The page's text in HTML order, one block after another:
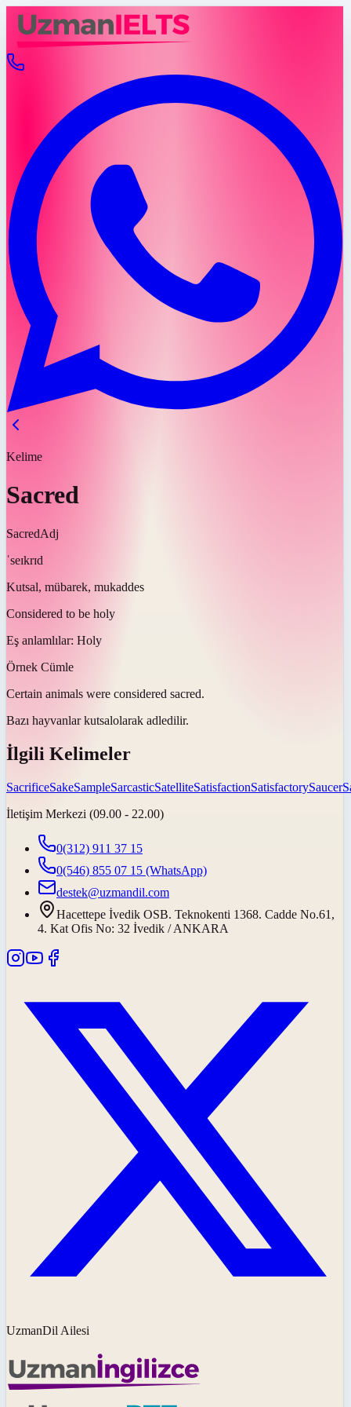
Kelime
Sacred
SacredAdj
ˈseɪkrɪd
Kutsal, mübarek, mukaddes
Considered to be holy
Eş anlamlılar: Holy
Örnek Cümle
Certain animals were considered sacred.
Bazı hayvanlar kutsalolarak adledilir.
İlgili Kelimeler
SacrificeSakeSampleSarcasticSatelliteSatisfactionSatisfactorySaucer
İletişim Merkezi (09.00 - 22.00)
0(312) 911 37 15
0(546) 855 07 15 (WhatsApp)
destek@uzmandil.com
Hacettepe İvedik OSB. Teknokenti 1368. Cadde No.61,
4. Kat Ofis No: 32 İvedik / ANKARA
UzmanDil Ailesi